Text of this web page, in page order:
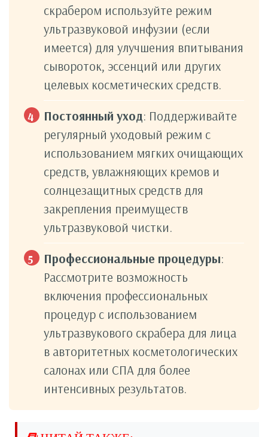
скрабером используйте режим
ультразвуковой инфузии (если
имеется) для улучшения впитывания
сывороток, эссенций или других
целевых косметических средств.
Постоянный уход: Поддерживайте
регулярный уходовый режим с
использованием мягких очищающих
средств, увлажняющих кремов и
солнцезащитных средств для
закрепления преимуществ
ультразвуковой чистки.
Профессиональные процедуры:
Рассмотрите возможность
включения профессиональных
процедур с использованием
ультразвукового скрабера для лица
в авторитетных косметологических
салонах или СПА для более
интенсивных результатов.